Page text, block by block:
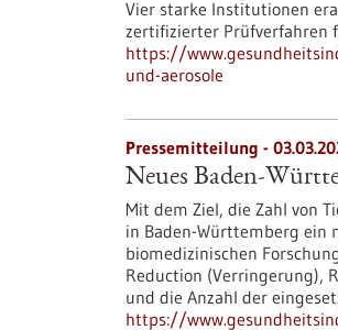
Vier starke Institutionen
zertifizierter Prüfverfahren
https://
und-aerosole
Pressemitteilung -
Neues Baden-
Mit dem Ziel, die Zahl von
in Baden-Württemberg ein
biomedizinischen
Reduction (Verringerung),
und die Anzahl der
https://